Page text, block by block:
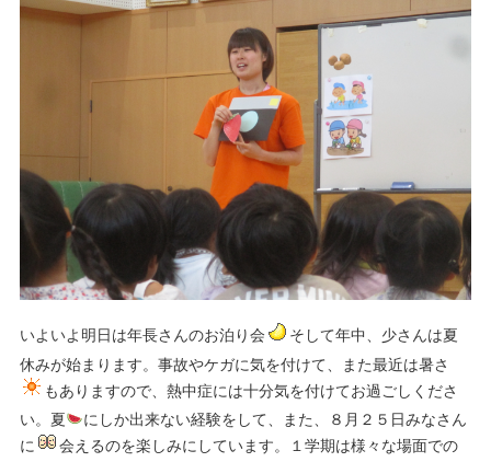
いよいよ明日は年長さんのお泊り会
そして年中、少さんは夏
休みが始まります。事故やケガに気を付けて、また最近は暑さ
もありますので、熱中症には十分気を付けてお過ごしくださ
い。夏
にしか出来ない経験をして、また、８月２５日みなさん
に
会えるのを楽しみにしています。１学期は様々な場面での